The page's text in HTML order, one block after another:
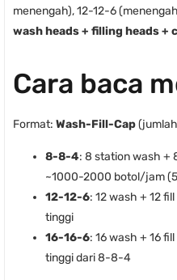
menengah), 12-12-6
wash heads + filling heads +
Cara baca
Format: Wash-Fill-Cap
8-8-4: 8 station wash +
~1000-2000 botol/jam
12-12-6: 12 wash + 12
tinggi
16-16-6: 16 wash + 16
tinggi dari 8-8-4